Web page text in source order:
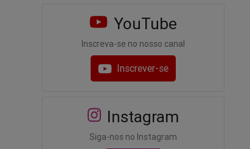
YouTube
Inscreva-se no nosso canal
Inscrever-se
Instagram
Siga-nos no Instagram